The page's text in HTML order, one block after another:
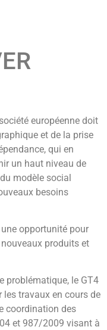
européenne doit
et de la prise
qui en
un haut niveau de
modèle social
besoins
opportunité pour
produits et
problématique, le GT4
les travaux en cours de
coordination des
et 987/2009 visant à